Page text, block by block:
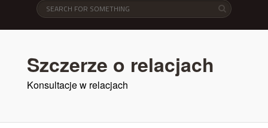
Szczerze o relacjach
Konsultacje w relacjach